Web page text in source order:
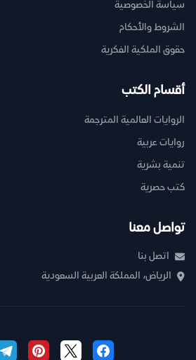
سياسة الخصوصية
الشروط والأحكام
حقوق الملكية الفكرية
أقسام الكتب
الروايات العالمية المترجمة
روايات عربية
تنمية بشرية
كتب حصرية
تواصل معنا
اتصل بنا
الرياض، المملكة العربية السعودية